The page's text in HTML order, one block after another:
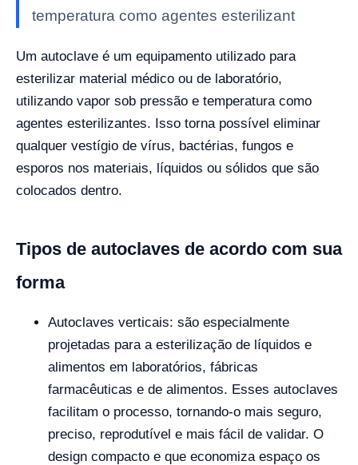
temperatura como agentes esterilizant
Um autoclave é um equipamento utilizado para
esterilizar material médico ou de laboratório,
utilizando vapor sob pressão e temperatura como
agentes esterilizantes. Isso torna possível eliminar
qualquer vestígio de vírus, bactérias, fungos e
esporos nos materiais, líquidos ou sólidos que são
colocados dentro.
Tipos de autoclaves de acordo com sua
forma
Autoclaves verticais: são especialmente
projetadas para a esterilização de líquidos e
alimentos em laboratórios, fábricas
farmacêuticas e de alimentos. Esses autoclaves
facilitam o processo, tornando-o mais seguro,
preciso, reprodutível e mais fácil de validar. O
design compacto e que economiza espaço os